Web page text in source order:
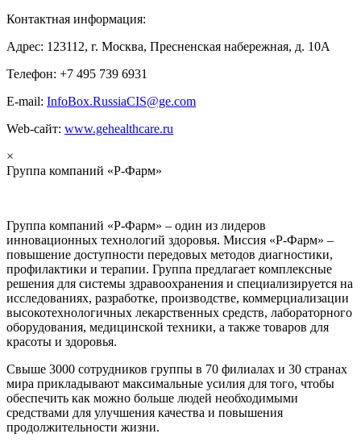
Контактная информация:
Адрес: 123112, г. Москва, Пресненская набережная, д. 10А
Телефон: +7 495 739 6931
E-mail: InfoBox.RussiaCIS@ge.com
Web-сайт: www.gehealthcare.ru
×
Группа компаний «Р-Фарм»
Группа компаний «Р-Фарм» – один из лидеров
инновационных технологий здоровья. Миссия «Р-Фарм» –
повышение доступности передовых методов диагностики,
профилактики и терапии. Группа предлагает комплексные
решения для системы здравоохранения и специализируется на
исследованиях, разработке, производстве, коммерциализации
высокотехнологичных лекарственных средств, лабораторного
оборудования, медицинской техники, а также товаров для
красоты и здоровья.
Свыше 3000 сотрудников группы в 70 филиалах и 30 странах
мира прикладывают максимальные усилия для того, чтобы
обеспечить как можно больше людей необходимыми
средствами для улучшения качества и повышения
продолжительности жизни.